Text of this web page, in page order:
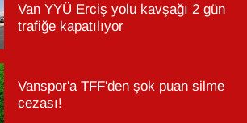
Van YYÜ Erciş yolu kavşağı 2 gün
trafiğe kapatılıyor
Vanspor'a TFF'den şok puan silme
cezası!